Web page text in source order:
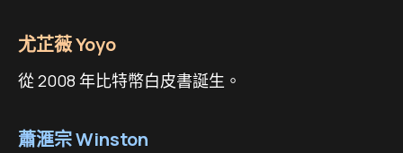
尤芷薇 Yoyo
從 2008 年比特幣白皮書誕生。
蕭滙宗 Winston